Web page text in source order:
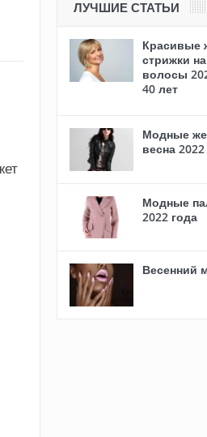
ЛУЧШИЕ СТАТЬИ
Красивые
стрижки
волосы
40 лет
Модные
весна 2022
Модные
2022 года
Весенний